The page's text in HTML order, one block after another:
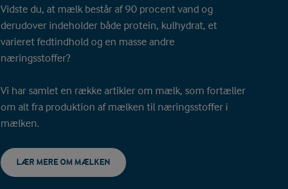
Vidste du, at mælk består af 90 procent vand og
derudover indeholder både protein, kulhydrat, et
varieret fedtindhold og en masse andre
næringsstoffer?
Vi har samlet en række artikler om mælk, som fortæller
om alt fra produktion af mælken til næringsstoffer i
mælken.
LÆR MERE OM MÆLKEN